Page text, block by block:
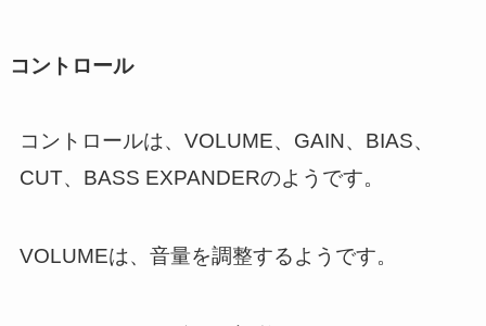
コントロール
コントロールは、VOLUME、GAIN、BIAS、
CUT、BASS EXPANDERのようです。
VOLUMEは、音量を調整するようです。